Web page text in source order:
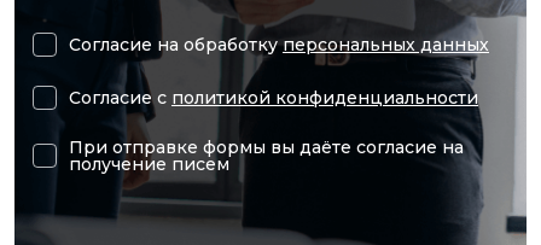
Согласие на обработкуперсональных данных
Согласие с политикой конфиденциальности
При отправке формы вы даёте согласие на
получение писем